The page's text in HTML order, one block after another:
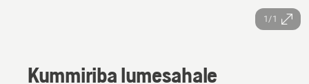
1/1
Kummiriba lumesahale